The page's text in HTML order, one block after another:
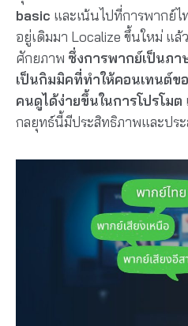
basic และเน้นไปที่การพากย์
อยู่เดิมมา Localize ขึ้นใหม่ แ
ศักยภาพ ซึ่งการพากย์เป็นภ
เป็นกิมมิคที่ทำให้คอนเทนต์ข
คนดูได้ง่ายขึ้นในการโปรโมต
กลยุทธ์นี้มีประสิทธิภาพและประ